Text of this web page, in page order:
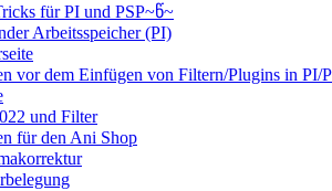
für PI und PSP~წ~
Arbeitsspeicher (PI)
vor dem Einfügen von Filtern/Plugins in PI/
und Filter
für den Ani Shop